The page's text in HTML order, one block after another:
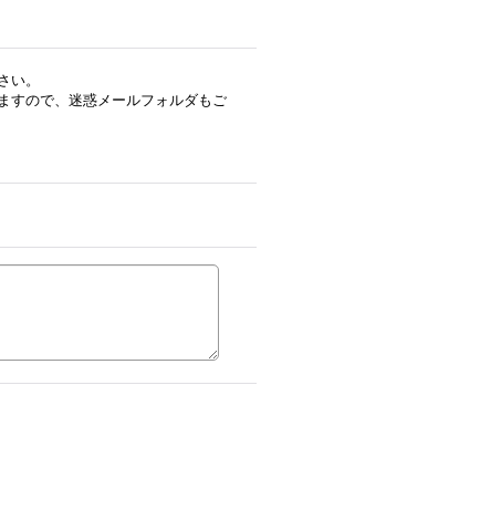
い。
すので、迷惑メールフォルダもご